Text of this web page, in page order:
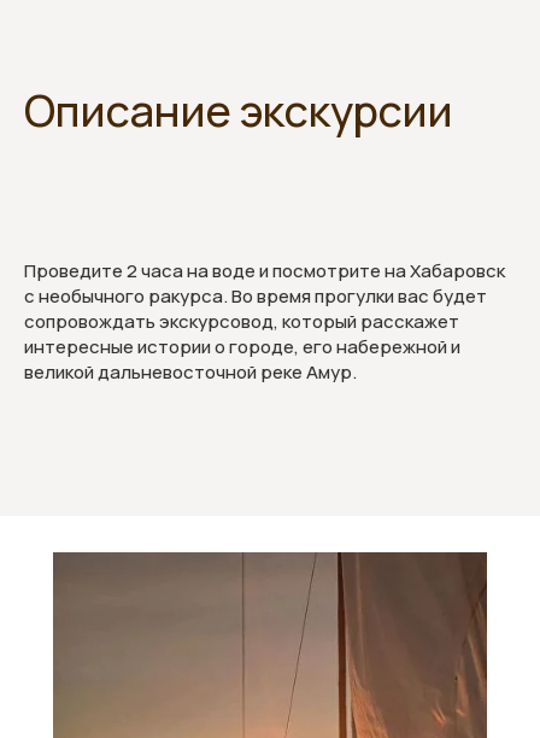
Описание экскурсии
Проведите 2 часа на воде и посмотрите на Хабаровск
с необычного ракурса. Во время прогулки вас будет
сопровождать экскурсовод, который расскажет
интересные истории о городе, его набережной и
великой дальневосточной реке Амур.